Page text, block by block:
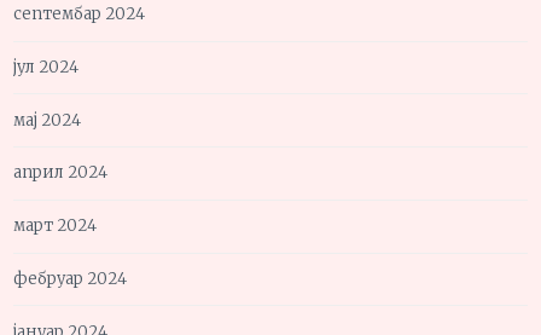
септембар 2024
јул 2024
мај 2024
април 2024
март 2024
фебруар 2024